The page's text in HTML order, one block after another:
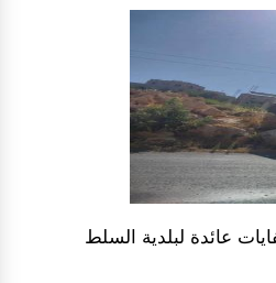
عائدة لبلدية السلط